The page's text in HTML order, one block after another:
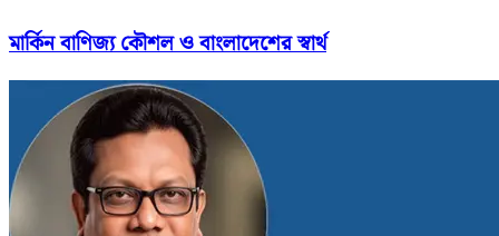
মার্কিন বাণিজ্য কৌশল ও বাংলাদেশের স্বার্থ